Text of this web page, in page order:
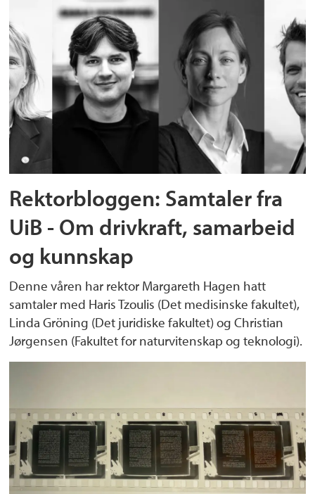
Rektorbloggen: Samtaler fra
UiB - Om drivkraft, samarbeid
og kunnskap
Denne våren har rektor Margareth Hagen hatt
samtaler med Haris Tzoulis (Det medisinske fakultet),
Linda Gröning (Det juridiske fakultet) og Christian
Jørgensen (Fakultet for naturvitenskap og teknologi).